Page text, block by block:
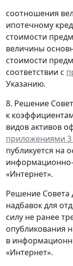
соотношения
ипотечному
стоимости
величины
стоимости
соответствии с
Указанию.
8. Решение
к
видов активов
приложениями 3
публикуется на
«Интернет».
Решение Совета
надбавок для
силу не ранее
опубликования
в
«Интернет».